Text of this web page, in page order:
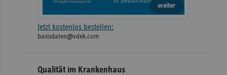
weiter
Jetzt kostenlos bestellen:
basisdaten@vdek.com
Qualität im Krankenhaus